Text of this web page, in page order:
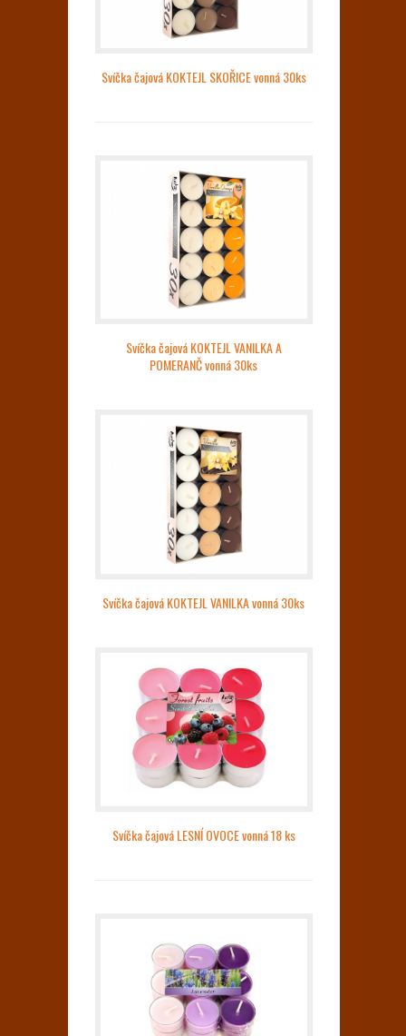
Svíčka čajová KOKTEJL SKOŘICE vonná 30ks
Svíčka čajová KOKTEJL VANILKA A
POMERANČ vonná 30ks
Svíčka čajová KOKTEJL VANILKA vonná 30ks
Svíčka čajová LESNÍ OVOCE vonná 18 ks